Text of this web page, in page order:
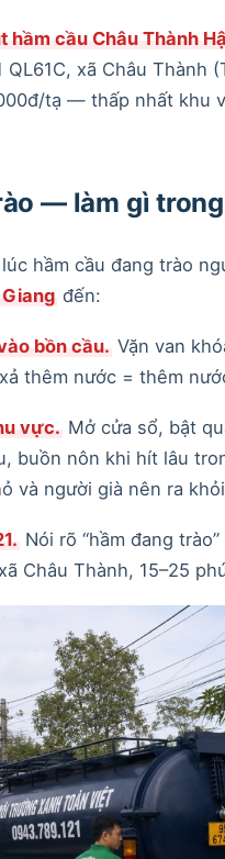
hầm cầu Châu Thành
xã Châu Thành
tạ — thấp nhất khu
— làm gì
hầm cầu đang trào
đến:
bồn cầu. Vặn van
thêm nước = thêm
vực. Mở cửa sổ, bật
buồn nôn khi hít lâu
và người già nên ra
Nói rõ “hầm đang
Châu Thành, 15–25